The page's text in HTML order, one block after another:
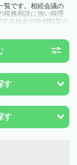
覧です。相続会議の
税務相談に強い税理
る税金や特例制度の
す
す